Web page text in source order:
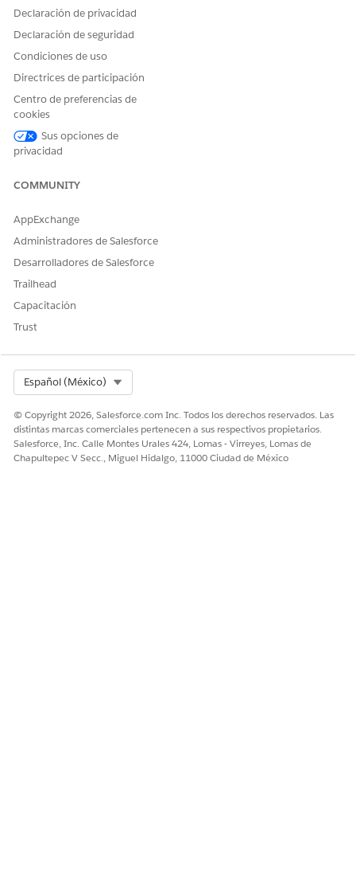
Declaración de privacidad
Declaración de seguridad
Condiciones de uso
Directrices de participación
Centro de preferencias de
cookies
Sus opciones de
privacidad
COMMUNITY
AppExchange
Administradores de Salesforce
Desarrolladores de Salesforce
Trailhead
Capacitación
Trust
Español (México)
© Copyright 2026, Salesforce.com Inc. Todos los derechos reservados. Las
distintas marcas comerciales pertenecen a sus respectivos propietarios.
Salesforce, Inc. Calle Montes Urales 424, Lomas - Virreyes, Lomas de
Chapultepec V Secc., Miguel Hidalgo, 11000 Ciudad de México